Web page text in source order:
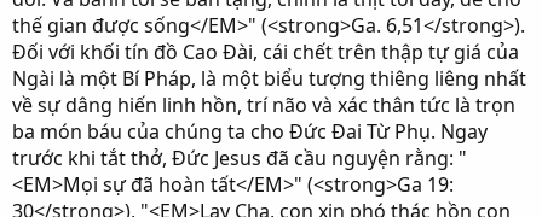
thế gian được sống</EM>" (<strong>Ga. 6,51</strong>).
Đối với khối tín đồ Cao Đài, cái chết trên thập tự giá của
Ngài là một Bí Pháp, là một biểu tượng thiêng liêng nhất
về sự dâng hiến linh hồn, trí não và xác thân tức là trọn
ba món báu của chúng ta cho Đức Đai Từ Phụ. Ngay
trước khi tắt thở, Đức Jesus đã cầu nguyện rằng: "
<EM>Mọi sự đã hoàn tất</EM>" (<strong>Ga 19:
30</strong>), "<EM>Lạy Cha, con xin phó thác hồn con